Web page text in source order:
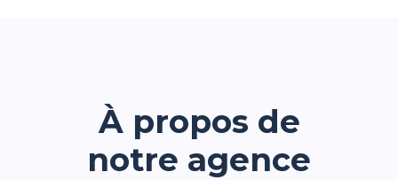
À propos de
notre agence